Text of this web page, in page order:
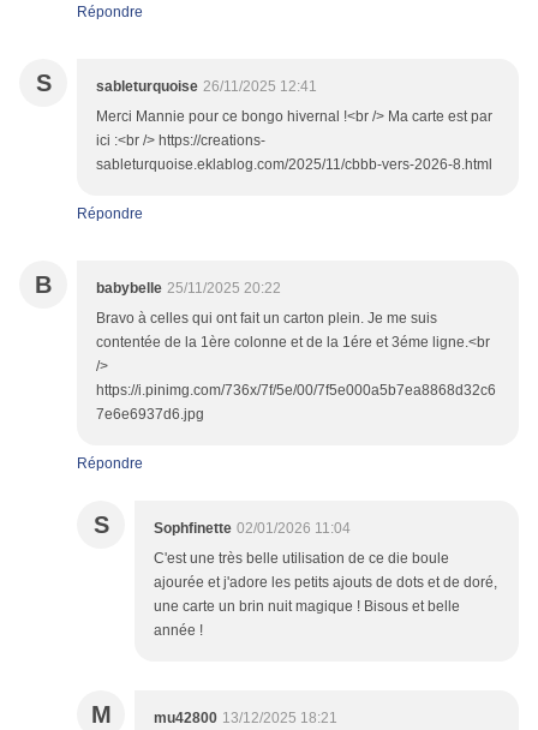
Répondre
S sableturquoise 26/11/2025 12:41
Merci Mannie pour ce bongo hivernal !<br /> Ma carte est par
ici :<br /> https://creations-
sableturquoise.eklablog.com/2025/11/cbbb-vers-2026-8.html
Répondre
B babybelle 25/11/2025 20:22
Bravo à celles qui ont fait un carton plein. Je me suis
contentée de la 1ère colonne et de la 1ére et 3éme ligne.<br
/>
https://i.pinimg.com/736x/7f/5e/00/7f5e000a5b7ea8868d32c6
7e6e6937d6.jpg
Répondre
S Sophfinette 02/01/2026 11:04
C'est une très belle utilisation de ce die boule
ajourée et j'adore les petits ajouts de dots et de doré,
une carte un brin nuit magique ! Bisous et belle
année !
M mu42800 13/12/2025 18:21